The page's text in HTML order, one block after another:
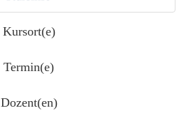
Kursort(e)
Termin(e)
Dozent(en)